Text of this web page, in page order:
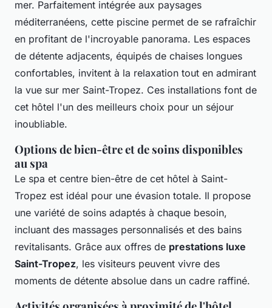
mer. Parfaitement intégrée aux paysages
méditerranéens, cette piscine permet de se rafraîchir
en profitant de l'incroyable panorama. Les espaces
de détente adjacents, équipés de chaises longues
confortables, invitent à la relaxation tout en admirant
la vue sur mer Saint-Tropez. Ces installations font de
cet hôtel l'un des meilleurs choix pour un séjour
inoubliable.
Options de bien-être et de soins disponibles
au spa
Le spa et centre bien-être de cet hôtel à Saint-
Tropez est idéal pour une évasion totale. Il propose
une variété de soins adaptés à chaque besoin,
incluant des massages personnalisés et des bains
revitalisants. Grâce aux offres de prestations luxe
Saint-Tropez, les visiteurs peuvent vivre des
moments de détente absolue dans un cadre raffiné.